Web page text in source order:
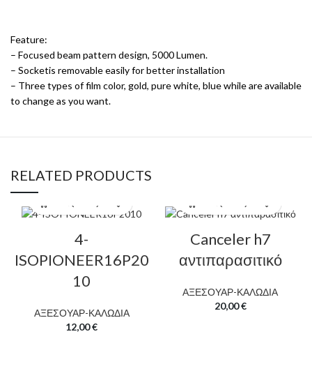
Feature:
– Focused beam pattern design, 5000 Lumen.
– Socketis removable easily for better installation
– Three types of film color, gold, pure white, blue while are available
to change as you want.
RELATED PRODUCTS
4-
ISOPIONEER16P20
10
ΑΞΕΣΟΥΑΡ-ΚΑΛΩΔΙΑ
12,00€
Canceler h7
αντιπαρασιτικό
ΑΞΕΣΟΥΑΡ-ΚΑΛΩΔΙΑ
20,00€